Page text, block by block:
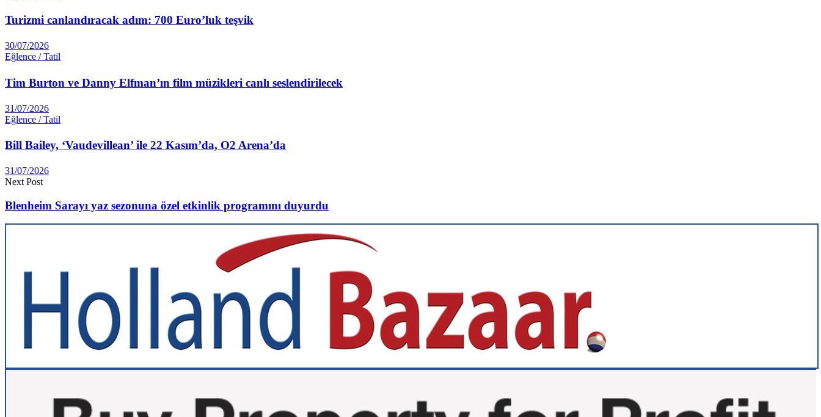
Turizmi canlandıracak adım: 700 Euro’luk teşvik
30/07/2026
Eğlence / Tatil
Tim Burton ve Danny Elfman’ın film müzikleri canlı seslendirilecek
31/07/2026
Eğlence / Tatil
Bill Bailey, ‘Vaudevillean’ ile 22 Kasım’da, O2 Arena’da
31/07/2026
Next Post
Blenheim Sarayı yaz sezonuna özel etkinlik programını duyurdu